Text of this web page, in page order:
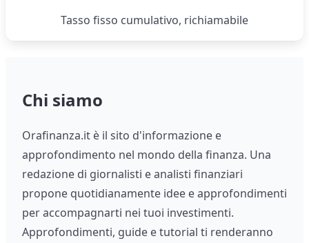
Tasso fisso cumulativo, richiamabile
Chi siamo
Orafinanza.it è il sito d'informazione e
approfondimento nel mondo della finanza. Una
redazione di giornalisti e analisti finanziari
propone quotidianamente idee e approfondimenti
per accompagnarti nei tuoi investimenti.
Approfondimenti, guide e tutorial ti renderanno